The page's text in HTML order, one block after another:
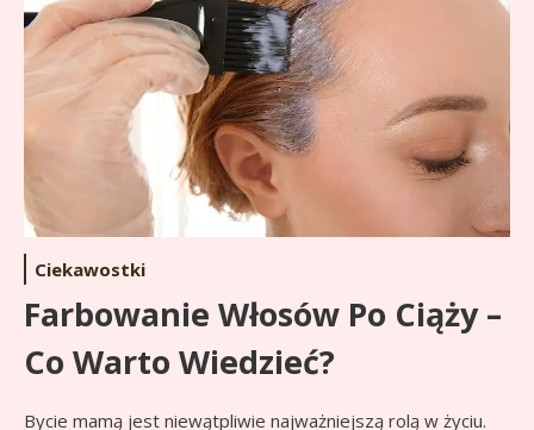
Ciekawostki
Farbowanie Włosów Po Ciąży –
Co Warto Wiedzieć?
Bycie mamą jest niewątpliwie najważniejszą rolą w życiu.